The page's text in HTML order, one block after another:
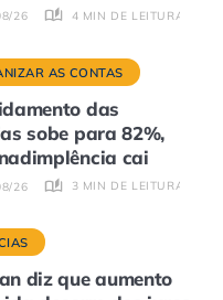
26 4 MIN DE LEITURA
AS CONTAS
das
sobe para 82%,
cai
26 3 MIN DE LEITURA
diz que aumento